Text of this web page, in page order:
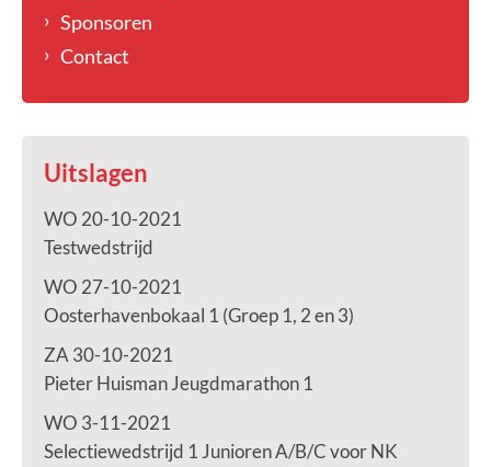
Sponsoren
Contact
Uitslagen
WO 20-10-2021
Testwedstrijd
WO 27-10-2021
Oosterhavenbokaal 1 (Groep 1, 2 en 3)
ZA 30-10-2021
Pieter Huisman Jeugdmarathon 1
WO 3-11-2021
Selectiewedstrijd 1 Junioren A/B/C voor NK